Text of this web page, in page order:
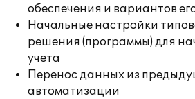
обеспечения и вариантов
Начальные настройки
решения (программы) для
учета
Перенос данных из
автоматизации